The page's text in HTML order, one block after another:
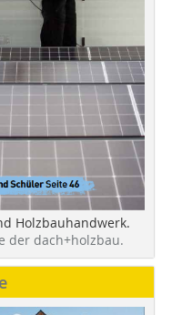
Holzbauhandwerk.
der dach+holzbau.